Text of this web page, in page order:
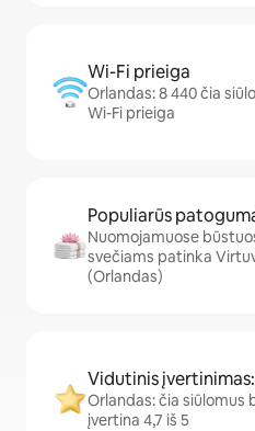
Wi-Fi prieiga
Orlandas: 8 440 čia
Wi-Fi prieiga
Populiarūs
Nuomojamuose
svečiams patinka
(Orlandas)
Vidutinis įvertinimas:
Orlandas: čia siūlomus
įvertina 4,7 iš 5